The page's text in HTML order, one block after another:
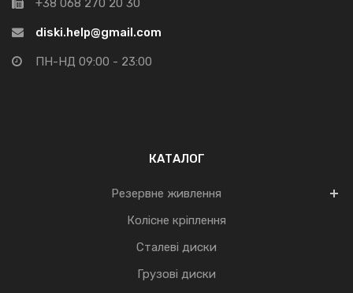
+38 068 270 20 30
diski.help@gmail.com
ПН-НД 09:00 - 23:00
КАТАЛОГ
Резервне живлення
Колісне кріплення
Сталеві диски
Грузові диски